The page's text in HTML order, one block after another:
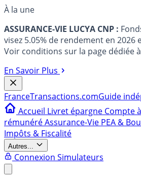
À la une
ASSURANCE-VIE LUCYA CNP :
visez 5.05% de rendement en 2026
Voir conditions sur la page dédiée
En Savoir Plus
FranceTransactions.comGuide
Accueil Livret épargne Compte
rémunéréAssurance-Vie PEA &
Impôts & Fiscalité
Autres...
Connexion Simulateurs